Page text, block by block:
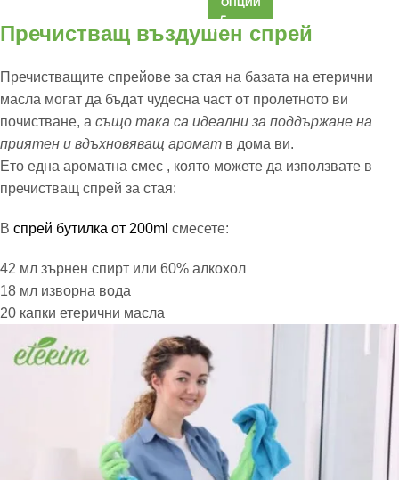
ОПЦИИ
Пречистващ въздушен спрей
Пречистващите спрейове за стая на базата на етерични
масла могат да бъдат чудесна част от пролетното ви
почистване, а също така са идеални за поддържане на
приятен и вдъхновяващ аромат в дома ви.
Ето една ароматна смес , която можете да използвате в
пречистващ спрей за стая:
В спрей бутилка от 200ml смесете:
42 мл зърнен спирт или 60% алкохол
18 мл изворна вода
20 капки етерични масла